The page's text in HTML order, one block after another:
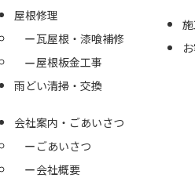
屋根修理
瓦屋根・漆喰補修
屋根板金工事
雨どい清掃・交換
会社案内・ごあいさつ
ごあいさつ
会社概要